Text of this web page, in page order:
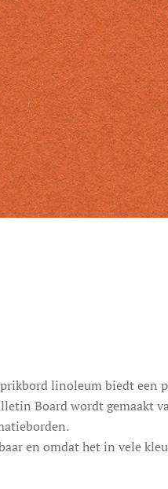
linoleum biedt een
Board wordt gemaakt
en omdat het in vele